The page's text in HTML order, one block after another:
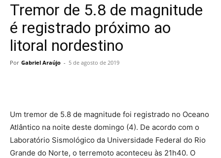
Tremor de 5.8 de magnitude
é registrado próximo ao
litoral nordestino
Por Gabriel Araújo - 5 de agosto de 2019
Um tremor de 5.8 de magnitude foi registrado no Oceano
Atlântico na noite deste domingo (4). De acordo com o
Laboratório Sismológico da Universidade Federal do Rio
Grande do Norte, o terremoto aconteceu às 21h40. O